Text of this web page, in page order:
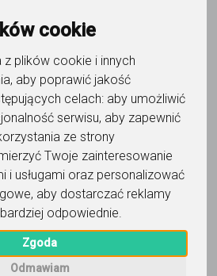
cookie
plików cookie i innych
aby poprawić jakość
celach: aby umożliwić
serwisu, aby zapewnić
ze strony
Twoje zainteresowanie
i usługami oraz personalizować
, aby dostarczać reklamy
odpowiednie.
Zgoda
Odmawiam
Sortuj: Trafność